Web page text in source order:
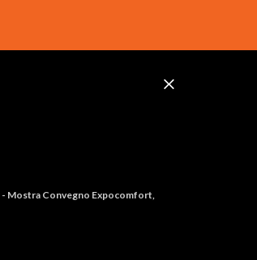
- Mostra Convegno Expocomfort,